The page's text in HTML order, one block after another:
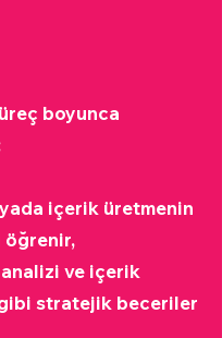
boyunca
içerik üretmenin
ve içerik
stratejik beceriler